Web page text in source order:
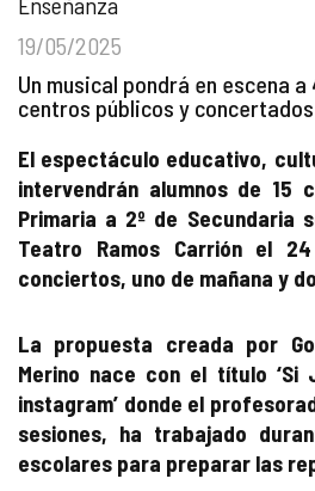
19/05/2025
Un musical pondrá en escena
centros públicos y
El espectáculo educativo,
intervendrán alumnos de 15
Primaria a 2º de Secundaria
Teatro Ramos Carrión el
conciertos, uno de mañana y
La propuesta creada por
Merino nace con el título ‘Si
instagram’ donde el
sesiones, ha trabajado
escolares para preparar las